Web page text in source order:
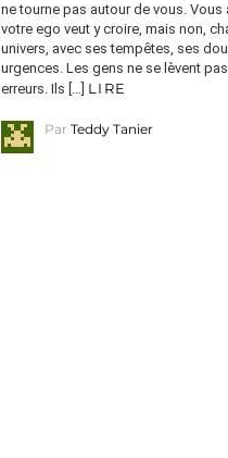
ne tourne pas autour de vous. Vous
votre ego veut y croire, mais non,
univers, avec ses tempêtes, ses
urgences. Les gens ne se lèvent
erreurs. Ils […] LIRE
Par Teddy Tanier